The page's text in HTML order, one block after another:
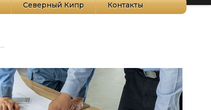
Северный Кипр Контакты